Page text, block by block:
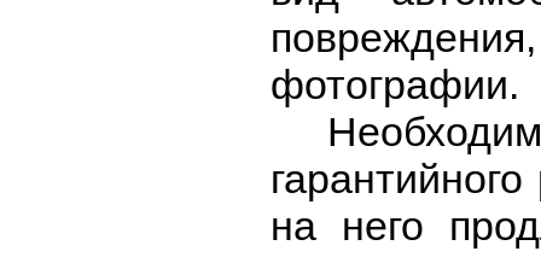
фотографии.
на него